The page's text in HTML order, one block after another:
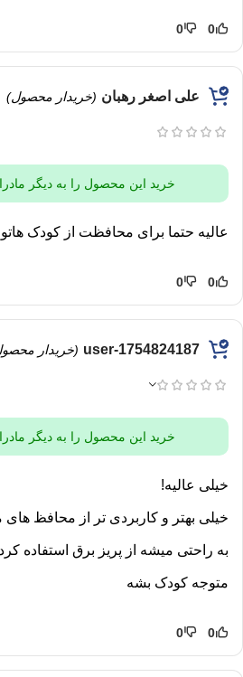
0
0
علی اصغر رهبان (خریدار محصول)
خرید این محصول را به دیگر
عالیه حتما برای محافظت از کودک
0
0
(خریدار
خرید این محصول را به دیگر
خیلی عالیه!
خیلی بهتر و کاربردی تر از محافظ
به راحتی میشه از پریز برق استفاده
متوجه کودک بشه
0
0